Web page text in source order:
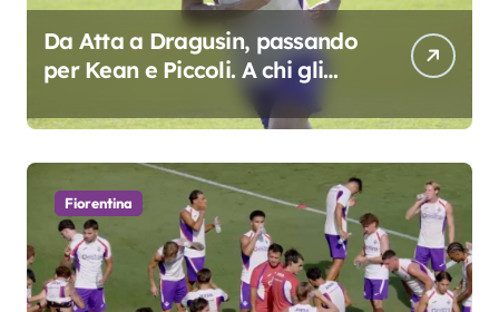
Da Atta a Dragusin, passando
per Kean e Piccoli. A chi gli
oscar del precampionato?
Fiorentina